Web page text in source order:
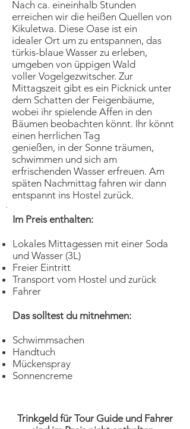
Nach ca. eineinhalb Stunden
erreichen wir die heißen Quellen von
Kikuletwa. Diese Oase ist ein
idealer Ort um zu entspannen, das
türkis-blaue Wasser zu erleben,
umgeben von üppigen Wald
voller Vogelgezwitscher. Zur
Mittagszeit gibt es ein Picknick unter
dem Schatten der Feigenbäume,
wobei ihr spielende Affen in den
Bäumen beobachten könnt. Ihr könnt
einen herrlichen Tag
genießen, in der Sonne träumen,
schwimmen und sich am
erfrischenden Wasser erfreuen. Am
späten Nachmittag fahren wir dann
entspannt ins Hostel zurück.
Im Preis enthalten:
Lokales Mittagessen mit einer Soda
und Wasser (3L)
Freier Eintritt
Transport vom Hostel und zurück
Fahrer
Das solltest du mitnehmen:
Schwimmsachen
Handtuch
Mückenspray
Sonnencreme
Trinkgeld für Tour Guide und Fahrer